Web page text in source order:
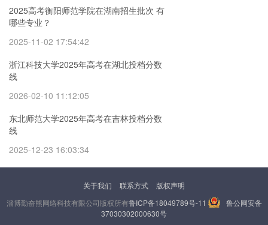
2025高考衡阳师范学院在湖南招生批次 有
哪些专业？
2025-11-02 17:54:42
浙江科技大学2025年高考在湖北投档分数
线
2026-02-10 11:12:05
东北师范大学2025年高考在吉林投档分数
线
2025-12-23 16:03:34
关于我们 联系方式
版权声明
淄博勤奋熊网络科技有限公司版权所有鲁ICP备18049789号-11
鲁公网安备
37030302000630号